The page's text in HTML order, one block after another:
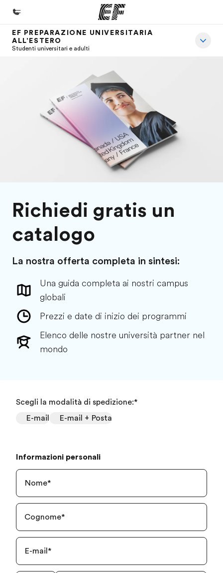
Homepage
Vedi la nostra offerta
Trova l'ufficio più vicino
Lavora con noi
EF PREPARAZIONE UNIVERSITARIA
ALL'ESTERO
Studenti universitari e adulti
Richiedi gratis un
catalogo
La nostra offerta completa in sintesi:
Una guida completa ai nostri campus
globali
Prezzi e date di inizio dei programmi
Elenco delle nostre università partner nel
mondo
Scegli la modalità di spedizione:*
E-mail
E-mail + Posta
Informazioni personali
Nome*
Cognome*
E-mail *